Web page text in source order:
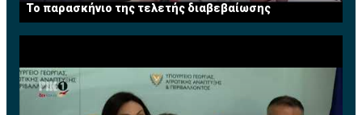
Το παρασκήνιο της τελετής διαβεβαίωσης